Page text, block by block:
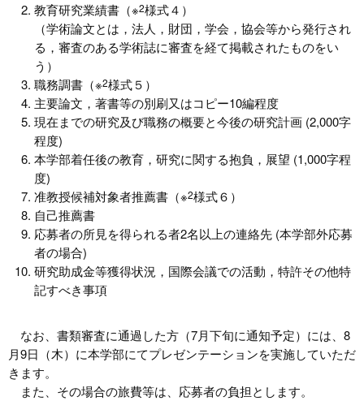
教育研究業績書（※2様式４）
（学術論文とは，法人，財団，学会，協会等から発行され
る，審査のある学術誌に審査を経て掲載されたものをい
う）
職務調書（※2様式５）
主要論文，著書等の別刷又はコピー10編程度
現在までの研究及び職務の概要と今後の研究計画 (2,000字
程度)
本学部着任後の教育，研究に関する抱負，展望 (1,000字程
度)
准教授候補対象者推薦書（※2様式６）
自己推薦書
応募者の所見を得られる者2名以上の連絡先 (本学部外応募
者の場合)
研究助成金等獲得状況，国際会議での活動，特許その他特
記すべき事項
なお、書類審査に通過した方（7月下旬に通知予定）には、8
月9日（木）に本学部にてプレゼンテーションを実施していただ
きます。
また、その場合の旅費等は、応募者の負担とします。